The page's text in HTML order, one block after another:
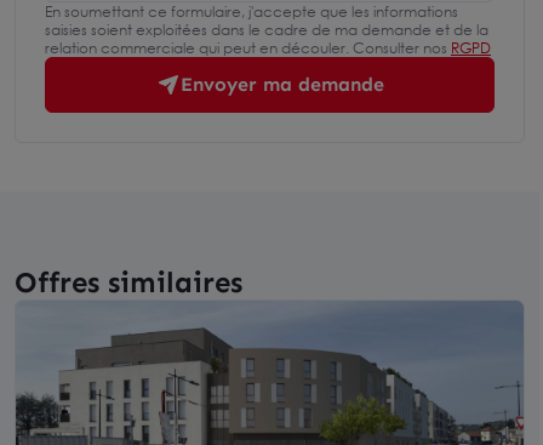
En soumettant ce formulaire, j'accepte que les informations
saisies soient exploitées dans le cadre de ma demande et de la
relation commerciale qui peut en découler. Consulter nos RGPD
Envoyer ma demande
Offres similaires